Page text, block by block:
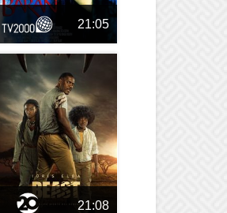
21:05
21:08